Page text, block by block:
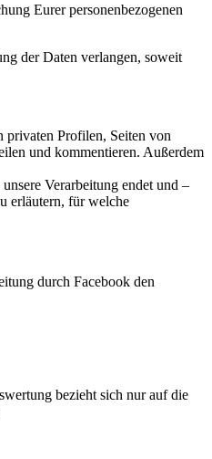
Eurer personenbezogenen
der Daten verlangen, soweit
privaten Profilen, Seiten von
und kommentieren. Außerdem
Verarbeitung endet und –
erläutern, für welche
durch Facebook den
bezieht sich nur auf die